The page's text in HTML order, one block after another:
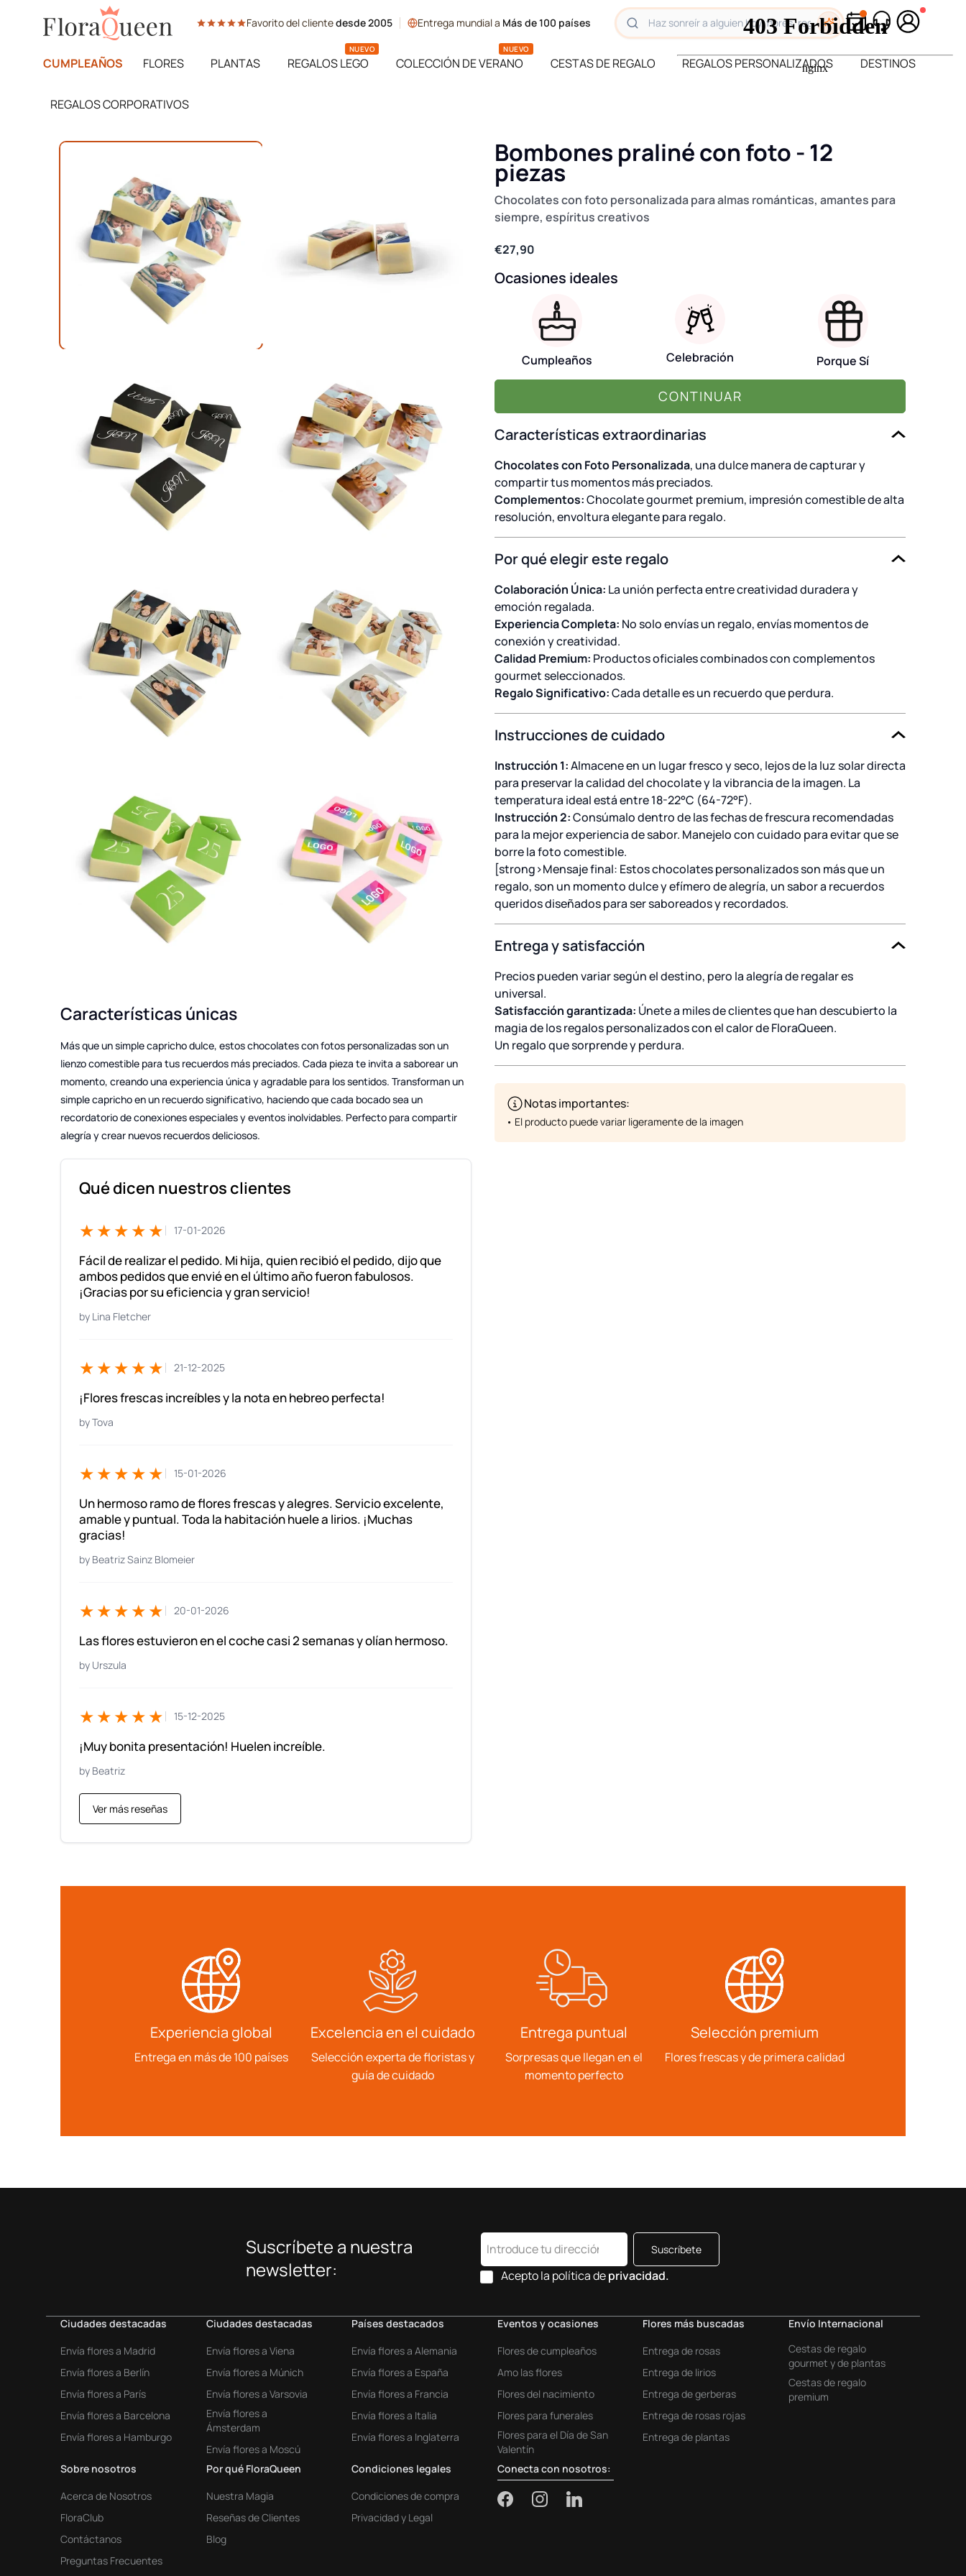
directamente
contenido
Favorito del clientedesde 2005 Entrega mundial a Más de 100 países
CUMPLEAÑOS FLORES PLANTAS REGALOS LEGO
NUEVO
COLECCIÓN DE VERANO
NUEVO
CESTAS DE REGALO REGALOS PERSONALIZADOS DESTINOS
REGALOS CORPORATIVOS
Características únicas
Más que un simple capricho dulce, estos chocolates con fotos personalizadas son un
lienzo comestible para tus recuerdos más preciados. Cada pieza te invita a saborear un
momento, creando una experiencia única y agradable para los sentidos. Transforman un
simple capricho en un recuerdo significativo, haciendo que cada bocado sea un
recordatorio de conexiones especiales y eventos inolvidables. Perfecto para compartir
alegría y crear nuevos recuerdos deliciosos.
Qué dicen nuestros clientes
★★★★★ 17-01-2026
Fácil de realizar el pedido. Mi hija, quien recibió el pedido, dijo que
ambos pedidos que envié en el último año fueron fabulosos.
¡Gracias por su eficiencia y gran servicio!
Lina Fletcher
★★★★★ 21-12-2025
¡Flores frescas increíbles y la nota en hebreo perfecta!
Tova
★★★★★ 15-01-2026
Un hermoso ramo de flores frescas y alegres. Servicio excelente,
amable y puntual. Toda la habitación huele a lirios. ¡Muchas
gracias!
Beatriz Sainz Blomeier
★★★★★ 20-01-2026
Las flores estuvieron en el coche casi 2 semanas y olían hermoso.
Urszula
★★★★★ 15-12-2025
¡Muy bonita presentación! Huelen increíble.
Beatriz
Ver más reseñas
Bombones praliné con foto - 12
piezas
Chocolates con foto personalizada para almas románticas, amantes para
siempre, espíritus creativos
€27,90
Ocasiones ideales
Cumpleaños Celebración Porque Sí
CONTINUAR
Características extraordinarias
Chocolates con Foto Personalizada, una dulce manera de capturar y
compartir tus momentos más preciados.
Complementos:Chocolate gourmet premium, impresión comestible de alta
resolución, envoltura elegante para regalo.
Por qué elegir este regalo
Colaboración Única: La unión perfecta entre creatividad duradera y
emoción regalada.
Experiencia Completa: No solo envías un regalo, envías momentos de
conexión y creatividad.
Calidad Premium: Productos oficiales combinados con complementos
gourmet seleccionados.
Regalo Significativo:Cada detalle es un recuerdo que perdura.
Instrucciones de cuidado
Instrucción 1:Almacene en un lugar fresco y seco, lejos de la luz solar directa
para preservar la calidad del chocolate y la vibrancia de la imagen. La
temperatura ideal está entre 18-22°C (64-72°F).
Instrucción 2:Consúmalo dentro de las fechas de frescura recomendadas
para la mejor experiencia de sabor. Manejelo con cuidado para evitar que se
borre la foto comestible.
[strong>Mensaje final: Estos chocolates personalizados son más que un
regalo, son un momento dulce y efímero de alegría, un sabor a recuerdos
queridos diseñados para ser saboreados y recordados.
Entrega y satisfacción
Precios pueden variar según el destino, pero la alegría de regalar es
universal.
Satisfacción garantizada: Únete a miles de clientes que han descubierto la
magia de los regalos personalizados con el calor de FloraQueen.
Un regalo que sorprende y perdura.
Notas importantes:
• El producto puede variar ligeramente de la imagen
Experiencia global
Entrega en más de 100 países
Excelencia en el cuidado
Selección experta de floristas y
guía de cuidado
Entrega puntual
Sorpresas que llegan en el
momento perfecto
Selección premium
Flores frescas y de primera calidad
Suscríbete a nuestra
newsletter:
Suscríbete
Acepto la política deprivacidad.
Ciudades destacadas
Envía flores a Madrid
Envía flores a Berlín
Envía flores a París
Envía flores a Barcelona
Envía flores a Hamburgo
Ciudades destacadas
Envía flores a Viena
Envía flores a Múnich
Envía flores a Varsovia
Envía flores a
Ámsterdam
Envía flores a Moscú
Países destacados
Envía flores a Alemania
Envía flores a España
Envía flores a Francia
Envía flores a Italia
Envía flores a Inglaterra
Eventos y ocasiones
Flores de cumpleaños
Amo las flores
Flores del nacimiento
Flores para funerales
Flores para el Día de San
Valentín
Flores más buscadas
Entrega de rosas
Entrega de lirios
Entrega de gerberas
Entrega de rosas rojas
Entrega de plantas
Envío Internacional
Cestas de regalo
gourmet y de plantas
Cestas de regalo
premium
Sobre nosotros
Acerca de Nosotros
FloraClub
Contáctanos
Preguntas Frecuentes
Por qué FloraQueen
Nuestra Magia
Reseñas de Clientes
Blog
Condiciones legales
Condiciones de compra
Privacidad y Legal
Conecta con nosotros: